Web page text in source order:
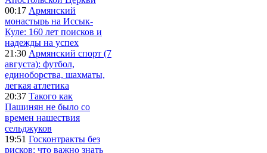
00:17 Армянский
монастырь на Иссык-
Куле: 160 лет поисков и
надежды на успех
21:30 Армянский спорт (7
августа): футбол,
единоборства, шахматы,
легкая атлетика
20:37 Такого как
Пашинян не было со
времен нашествия
сельджуков
19:51 Госконтракты без
рисков: что важно знать